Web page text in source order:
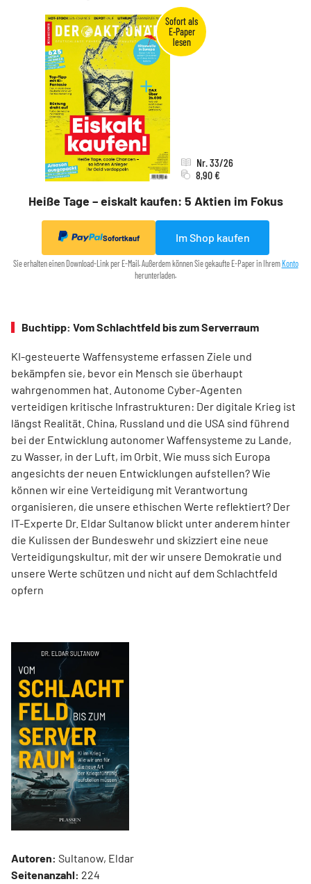
Heiße Tage – eiskalt kaufen: 5 Aktien im Fokus
Nr. 33/26
8,90 €
Sofortkauf Im Shop kaufen
Sie erhalten einen Download-Link per E-Mail. Außerdem können Sie gekaufte E-Paper in Ihrem Konto
herunterladen.
Buchtipp: Vom Schlachtfeld bis zum Serverraum
KI-gesteuerte Waffensysteme erfassen Ziele und
bekämpfen sie, bevor ein Mensch sie überhaupt
wahrgenommen hat. Autonome Cyber-Agenten
verteidigen kritische Infrastrukturen: Der digitale Krieg ist
längst Realität. China, Russland und die USA sind führend
bei der Entwicklung autonomer Waffensysteme zu Lande,
zu Wasser, in der Luft, im Orbit. Wie muss sich Europa
angesichts der neuen Entwicklungen aufstellen? Wie
können wir eine Verteidigung mit Verantwortung
organisieren, die unsere ethischen Werte reflektiert? Der
IT-Experte Dr. Eldar Sultanow blickt unter anderem hinter
die Kulissen der Bundeswehr und skizziert eine neue
Verteidigungskultur, mit der wir unsere Demokratie und
unsere Werte schützen und nicht auf dem Schlachtfeld
opfern
Autoren: Sultanow, Eldar
Seitenanzahl: 224